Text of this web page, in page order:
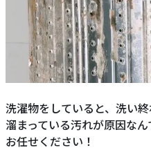
洗濯物をしていると、洗い
溜まっている汚れが原因な
お任せください！